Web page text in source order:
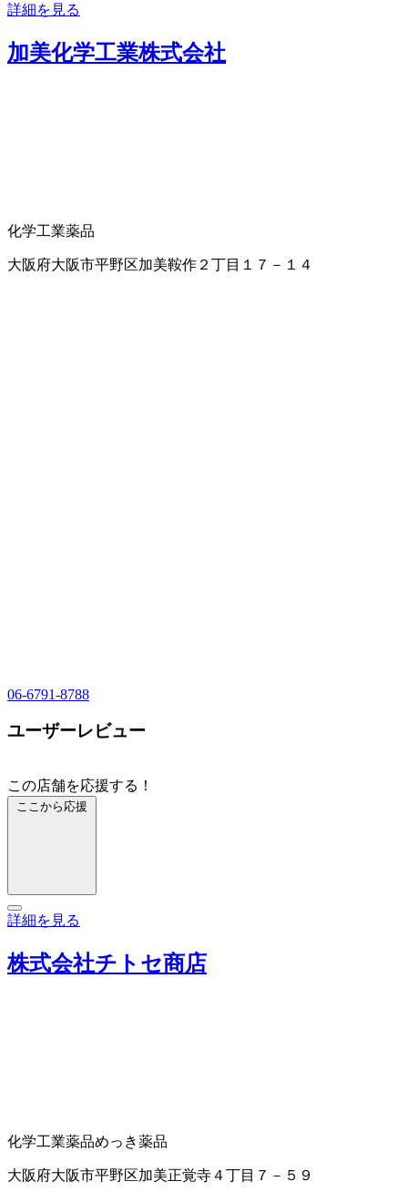
詳細を見る
加美化学工業株式会社
化学工業薬品
大阪府大阪市平野区加美鞍作２丁目１７－１４
06-6791-8788
ユーザーレビュー
この店舗を応援する！
ここから応援
詳細を見る
株式会社チトセ商店
化学工業薬品めっき薬品
大阪府大阪市平野区加美正覚寺４丁目７－５９